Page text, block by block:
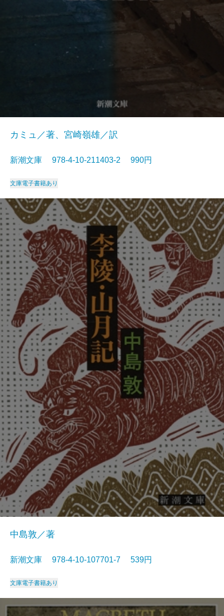
カミュ／著、宮崎嶺雄／訳
新潮文庫 978-4-10-211403-2 990円
文庫電子書籍あり
中島敦／著
新潮文庫 978-4-10-107701-7 539円
文庫電子書籍あり